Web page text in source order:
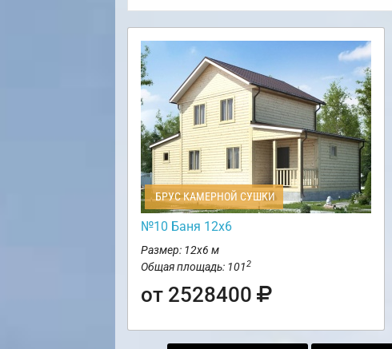
БРУС КАМЕРНОЙ СУШКИ
№10 Баня 12х6
Размер: 12х6 м
Общая площадь: 1012
от 2528400